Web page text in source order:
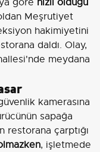
göre hızlı olduğu
Meşrutiyet
hakimiyetini
daldı. Olay,
meydana
kamerasına
sapağa
çarptığı
, işletmede